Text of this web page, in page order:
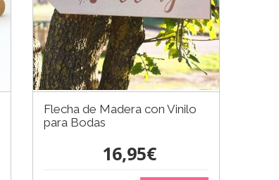
Flecha de Madera con Vinilo
para Bodas
16,95€